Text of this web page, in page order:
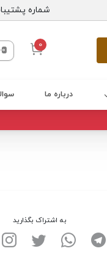
شماره پشتیبانی
0
درباره ما
به اشتراک بگذارید